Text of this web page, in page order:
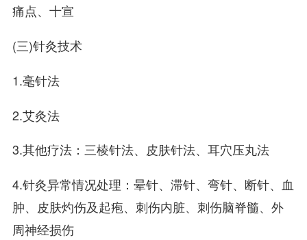
痛点、十宣
(三)针灸技术
1.毫针法
2.艾灸法
3.其他疗法：三棱针法、皮肤针法、耳穴压丸法
4.针灸异常情况处理：晕针、滞针、弯针、断针、血
肿、皮肤灼伤及起疱、刺伤内脏、刺伤脑脊髓、外
周神经损伤